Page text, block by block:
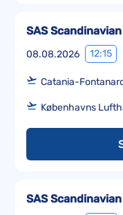
08.08.2026 12:15
SAS
Catania-
Københavns
SAS